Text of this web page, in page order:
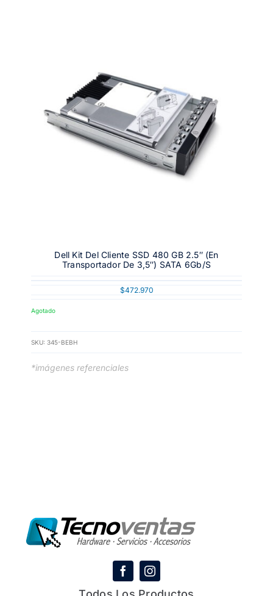
Dell Kit Del Cliente SSD 480 GB 2.5″ (en
Transportador De 3,5″) SATA 6Gb/s
$472.970
Agotado
SKU: 345-BEBH
*imágenes referenciales